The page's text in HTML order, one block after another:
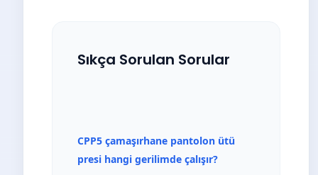
Sıkça Sorulan Sorular
CPP5 çamaşırhane pantolon ütü
presi hangi gerilimde çalışır?